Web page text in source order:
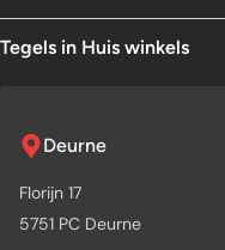
Tegels in Huis winkels
Deurne
Florijn 17
5751 PC Deurne